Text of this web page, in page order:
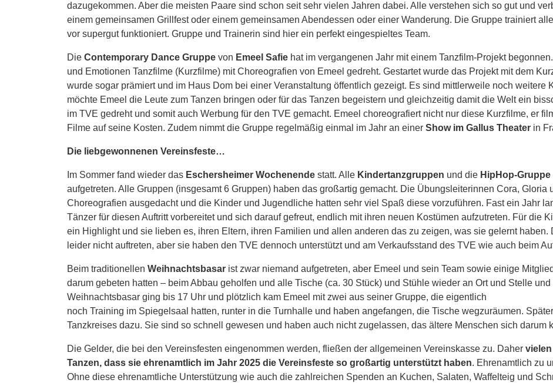
dazugekommen. Aber die meisten Paare sind schon seit sehr vielen Jahren dabei. Alle verstehen sich so gut und
einem gemeinsamen Grillfest oder einem gemeinsamen Abendessen oder einer Wanderung. Die Gruppe trainiert
vor supergut funktioniert. Gruppe und Trainerin sind hier ein perfekt eingespieltes Team.
Die Contemporary Dance Gruppe von Emeel Safie hat im vergangenen Jahr mit einem Tanzfilm-Projekt
und Emotionen Tanzfilme (Kurzfilme) mit Choreografien von Emeel gedreht. Gestartet wurde das Projekt mit dem
wurde sogar prämiert und im Haus Dom bei einer Veranstaltung öffentlich gezeigt. Es sind mittlerweile noch weitere
möchte Emeel die Leute zum Tanzen bringen oder für das Tanzen begeistern und gleichzeitig damit die Welt ein
im TVE gedreht und somit auch Werbung für den TVE gemacht. Emeel choreografiert nicht nur diese Kurzfilme, er
Filme auf seine Kosten. Zudem nimmt die Gruppe regelmäßig einmal im Jahr an einer Show im Gallus Theater in
Die liebgewonnenen Vereinsfeste…
Im Sommer fand wieder das Eschersheimer Wochenende statt. Alle Kindertanzgruppen und die HipHop-
aufgetreten. Alle Gruppen (insgesamt 6 Gruppen) haben das großartig gemacht. Die Übungsleiterinnen Cora, Gloria
Choreografien ausgedacht und die Kinder und Jugendliche hatten sehr viel Spaß diese vorzuführen. Fast ein Jahr
Tänzer für diesen Auftritt vorbereitet und sich darauf gefreut, endlich mit ihren neuen Kostümen aufzutreten. Für die
ein Highlight und sie lieben es, ihren Eltern, ihren Familien und allen anderen das zu zeigen, was sie gelernt haben.
leider nicht auftreten, aber sie haben den TVE dennoch unterstützt und am Verkaufsstand des TVE wie auch beim
Beim traditionellen Weihnachtsbasar ist zwar niemand aufgetreten, aber Emeel und sein Team sowie einige
darum gebeten hatten – beim Abbau geholfen und alle Tische (ca. 30 Stück) und Stühle wieder an Ort und Stelle
Weihnachtsbasar ging bis 17 Uhr und plötzlich kam Emeel mit zwei aus seiner Gruppe, die eigentlich
noch Training im Spiegelsaal hatten, runter in die Turnhalle und haben angefangen, die Tische wegzuräumen.
Tanzkreises dazu. Sie sind so schnell gewesen und haben auch nicht zugelassen, das ältere Menschen sich darum
Die Gelder, die bei den Vereinsfesten eingenommen werden, fließen der allgemeinen Vereinskasse zu. Daher
Tanzen, dass sie ehrenamtlich im Jahr 2025 die Vereinsfeste so großartig unterstützt haben. Ehrenamtlich zu
Ohne diese ehrenamtliche Unterstützung wie auch die zahlreichen Spenden an Kuchen, Salaten, Waffelteig und